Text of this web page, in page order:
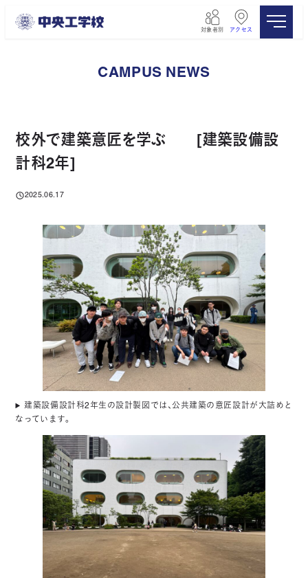
対象者別 アクセス
CAMPUS NEWS
校外で建築意匠を学ぶ [建築設備設
計科2年]
投稿日
2025.06.17
建築設備設計科2年生の設計製図では、公共建築の意匠設計が大詰めと
なっています。